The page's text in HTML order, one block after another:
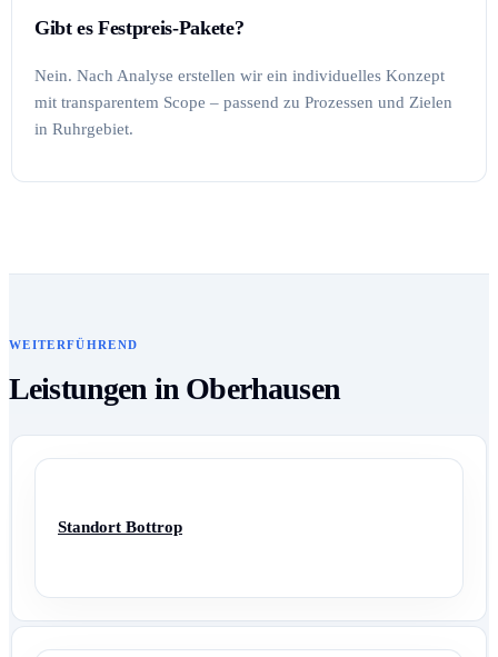
Gibt es Festpreis-Pakete?
Nein. Nach Analyse erstellen wir ein individuelles Konzept
mit transparentem Scope – passend zu Prozessen und Zielen
in Ruhrgebiet.
WEITERFÜHREND
Leistungen in Oberhausen
Standort Bottrop